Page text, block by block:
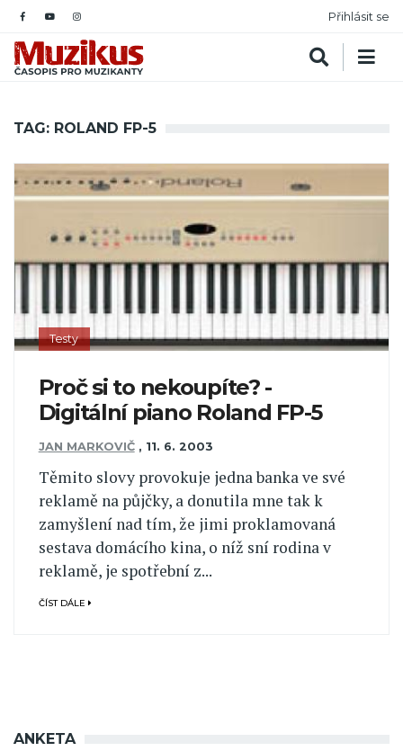
Přihlásit se
TAG: ROLAND FP-5
Testy
Proč si to nekoupíte? -
Digitální piano Roland FP-5
JAN MARKOVIČ , 11. 6. 2003
Těmito slovy provokuje jedna banka ve své
reklamě na půjčky, a donutila mne tak k
zamyšlení nad tím, že jimi proklamovaná
sestava domácího kina, o níž sní rodina v
reklamě, je spotřební z...
ČÍST DÁLE
ANKETA